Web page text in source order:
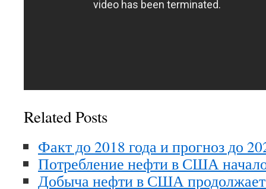
Related Posts
Факт до 2018 года и прогноз до
Потребление нефти в США
Добыча нефти в США продолжает